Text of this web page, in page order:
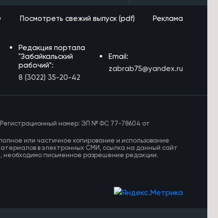
Посмотреть свежий выпуск (pdf) Реклама
Редакция портала
"Забайкальский
рабочий":
8 (3022) 35-20-42
Email:
zabrab75@yandex.ru
Регистрационный номер: ЭЛ № ФС 77-78604 от
или частичное копирование и использование
в электронных СМИ, ссылка на данный сайт
необходимо письменное разрешение редакции.